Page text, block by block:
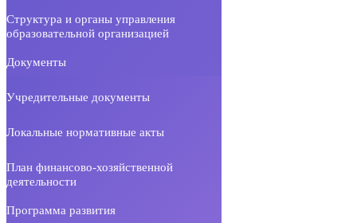
Структура и органы управления
образовательной организацией
Документы
Учредительные документы
Локальные нормативные акты
План финансово-хозяйственной
деятельности
Программа развития